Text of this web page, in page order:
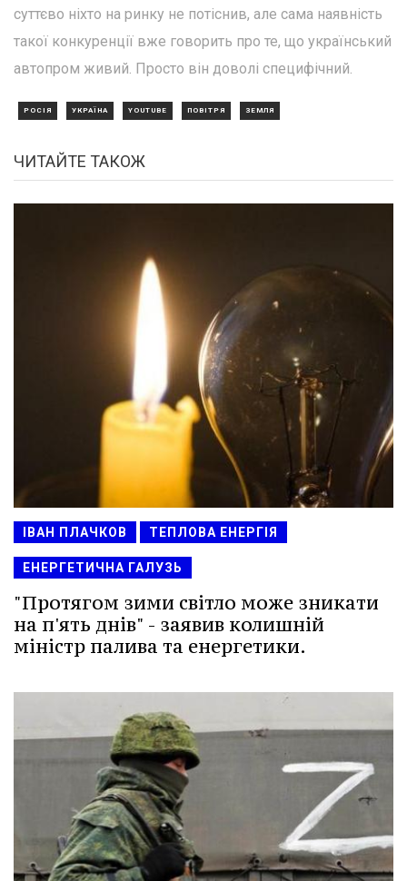
суттєво ніхто на ринку не потіснив, але сама наявність
такої конкуренції вже говорить про те, що український
автопром живий. Просто він доволі специфічний.
РОСІЯ УКРАЇНА YOUTUBE ПОВІТРЯ ЗЕМЛЯ
ЧИТАЙТЕ ТАКОЖ
ІВАН ПЛАЧКОВ ТЕПЛОВА ЕНЕРГІЯ
ЕНЕРГЕТИЧНА ГАЛУЗЬ
"Протягом зими світло може зникати
на п'ять днів" - заявив колишній
міністр палива та енергетики.